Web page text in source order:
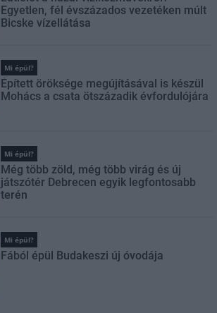
Egyetlen, fél évszázados vezetéken múlt
Bicske vízellátása
Mi épül?
Épített öröksége megújításával is készül
Mohács a csata ötszázadik évfordulójára
Mi épül?
Még több zöld, még több virág és új
játszótér Debrecen egyik legfontosabb
terén
Mi épül?
Fából épül Budakeszi új óvodája